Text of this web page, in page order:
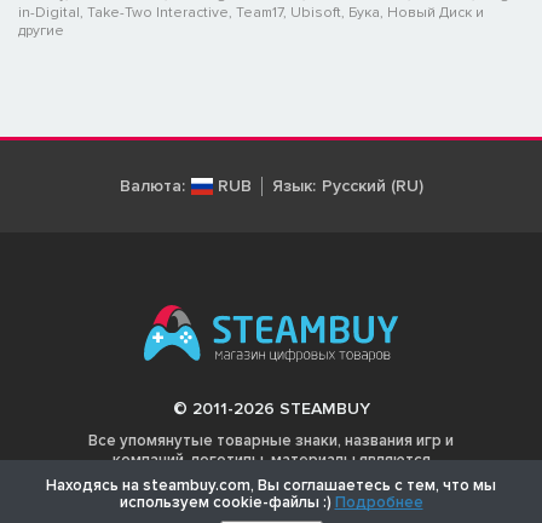
in-Digital, Take-Two Interactive, Team17, Ubisoft, Бука, Новый Диск и
другие
Валюта: RUB Язык: Русский (RU)
© 2011-2026 STEAMBUY
Все упомянутые товарные знаки, названия игр и
компаний, логотипы, материалы являются
собственностью соответствующих владельцев.
Находясь на steambuy.com, Вы соглашаетесь с тем, что мы
используем cookie-файлы :) Подробнее